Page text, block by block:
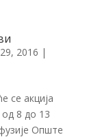
2016 |
се акција
8 до 13
Опште